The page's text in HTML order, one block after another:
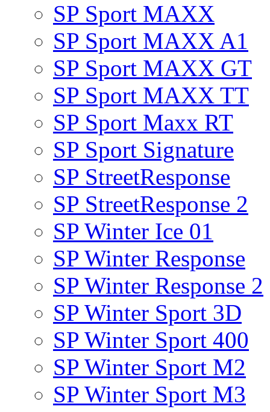
SP Sport MAXX
SP Sport MAXX A1
SP Sport MAXX GT
SP Sport MAXX TT
SP Sport Maxx RT
SP Sport Signature
SP StreetResponse
SP StreetResponse 2
SP Winter Ice 01
SP Winter Response
SP Winter Response 2
SP Winter Sport 3D
SP Winter Sport 400
SP Winter Sport M2
SP Winter Sport M3